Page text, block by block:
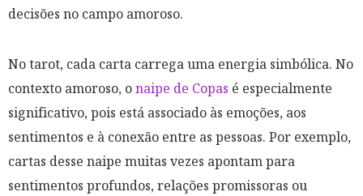
decisões no campo amoroso.
No tarot, cada carta carrega uma energia simbólica. No
contexto amoroso, onaipe de Copas é especialmente
significativo, pois está associado às emoções, aos
sentimentos e à conexão entre as pessoas. Por exemplo,
cartas desse naipe muitas vezes apontam para
sentimentos profundos, relações promissoras ou